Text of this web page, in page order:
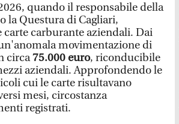
quando il responsabile della
la Questura di Cagliari,
carburante aziendali. Dai
movimentazione di
circa75.000 euro, riconducibile
aziendali. Approfondendo le
cui le carte risultavano
mesi, circostanza
registrati.